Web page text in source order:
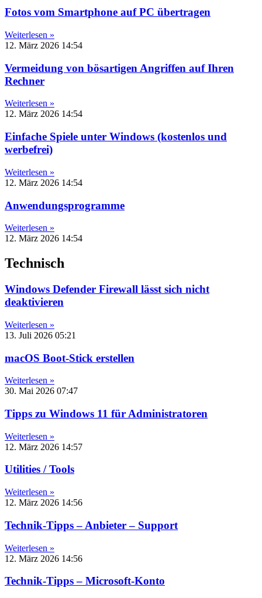
Fotos vom Smartphone auf PC übertragen
Weiterlesen »
12. März 2026 14:54
Vermeidung von bösartigen Angriffen auf Ihren
Rechner
Weiterlesen »
12. März 2026 14:54
Einfache Spiele unter Windows (kostenlos und
werbefrei)
Weiterlesen »
12. März 2026 14:54
Anwendungsprogramme
Weiterlesen »
12. März 2026 14:54
Technisch
Windows Defender Firewall lässt sich nicht
deaktivieren
Weiterlesen »
13. Juli 2026 05:21
macOS Boot-Stick erstellen
Weiterlesen »
30. Mai 2026 07:47
Tipps zu Windows 11 für Administratoren
Weiterlesen »
12. März 2026 14:57
Utilities / Tools
Weiterlesen »
12. März 2026 14:56
Technik-Tipps – Anbieter – Support
Weiterlesen »
12. März 2026 14:56
Technik-Tipps – Microsoft-Konto